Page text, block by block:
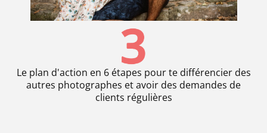
Le plan d'action en 6 étapes pour te différencier des
autres photographes et avoir des demandes de
clients régulières